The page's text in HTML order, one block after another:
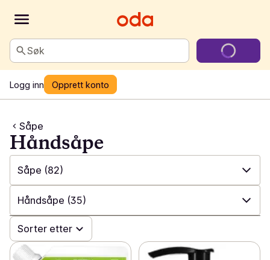
Søk
Logg inn Opprett konto
Såpe
Håndsåpe
Såpe (82)
✓ Alle (428)
✓ Såpe (82)
✓ Hårpleie
Håndsåpe (35)
✓ Alle (82)
✓ Håndsåpe(35)
Sorter etter